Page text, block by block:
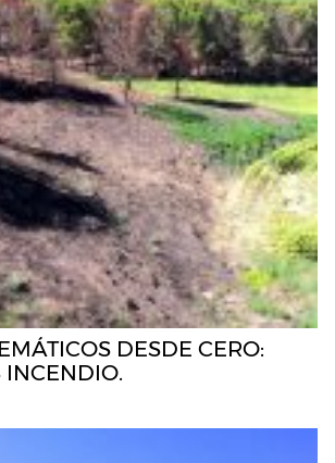
DESDE CERO:
INCENDIO.